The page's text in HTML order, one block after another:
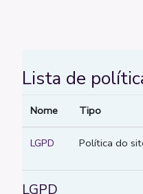
Lista de
Nome Tipo
LGPD Política do
LGPD